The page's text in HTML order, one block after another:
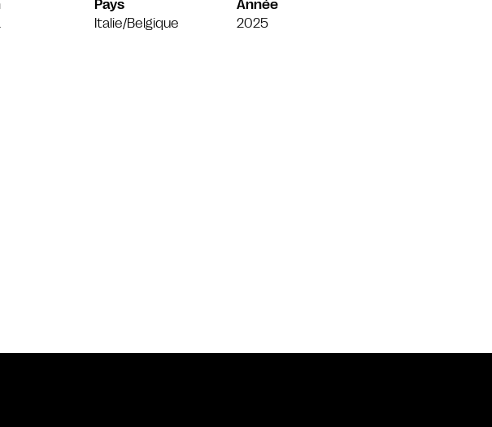
Pays
Italie/Belgique
Année
2025